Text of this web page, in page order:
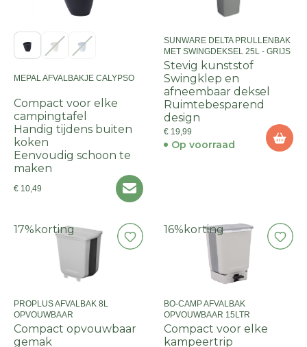
MEPAL AFVALBAKJE CALYPSO
Compact voor elke
campingtafel
Handig tijdens buiten
koken
Eenvoudig schoon te
maken
€ 10,49
SUNWARE DELTA PRULLENBAK
MET SWINGDEKSEL 25L - GRIJS
Stevig kunststof
Swingklep en
afneembaar deksel
Ruimtebesparend
design
€ 19,99
Op voorraad
17% korting
PROPLUS AFVALBAK 8L
OPVOUWBAAR
Compact opvouwbaar
gemak
16% korting
BO-CAMP AFVALBAK
OPVOUWBAAR 15LTR
Compact voor elke
kampeertrip